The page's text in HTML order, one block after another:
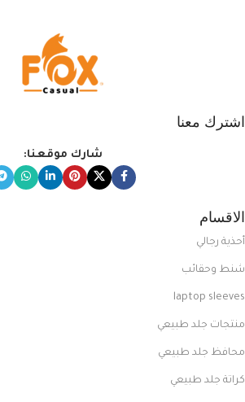
اشترك معنا
شارك موقعنا:
الاقسام
أحذية رجالي
شنط وحقائب
laptop sleeves
منتجات جلد طبيعي
محافظ جلد طبيعي
كراتة جلد طبيعي